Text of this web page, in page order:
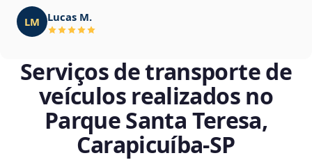
LM Lucas M.
Serviços de transporte de
veículos realizados no
Parque Santa Teresa,
Carapicuíba‑SP